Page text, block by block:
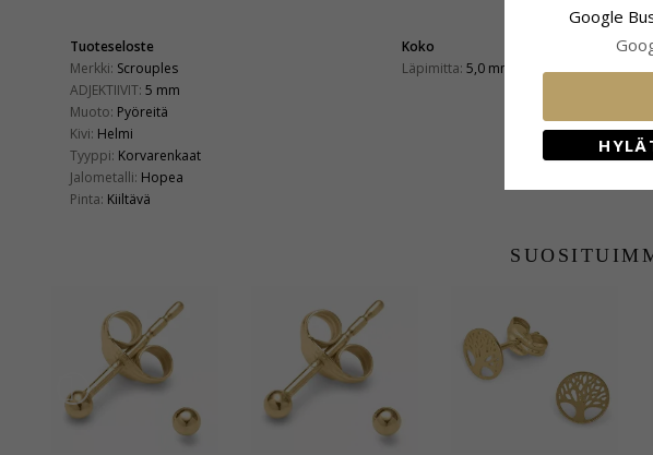
Tuoteseloste
Merkki: Scrouples
ADJEKTIIVIT: 5 mm
Muoto: Pyöreitä
Kivi: Helmi
Tyyppi: Korvarenkaat
Jalometalli: Hopea
Pinta: Kiiltävä
Koko
Läpimitta: 5,0 mm
Google